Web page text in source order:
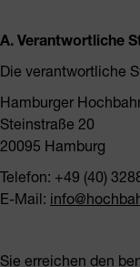
A. Verantwortliche
Die verantwortliche
Hamburger
Steinstraße 20
20095 Hamburg
Telefon: +49 (40)
E-Mail:
Sie erreichen den